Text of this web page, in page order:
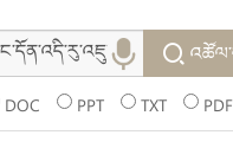
DOC PPT TXT PDF